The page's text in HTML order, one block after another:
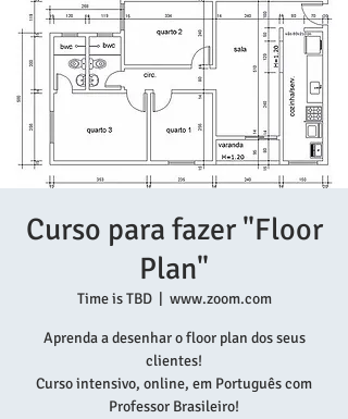
Curso para fazer "Floor
Plan"
Time is TBD
  |
www.zoom.com
Aprenda a desenhar o floor plan dos seus
clientes!
Curso intensivo, online, em Português com
Professor Brasileiro!